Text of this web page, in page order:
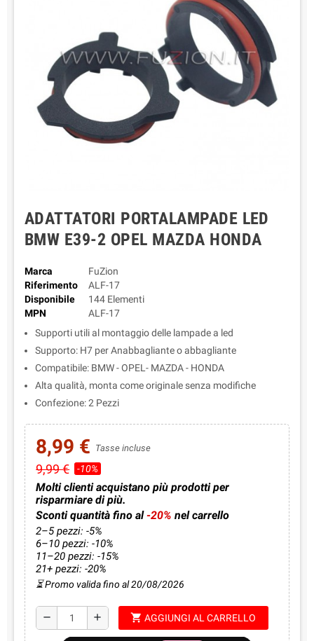
ADATTATORI PORTALAMPADE LED
BMW E39-2 OPEL MAZDA HONDA
Marca
FuZion
Riferimento
ALF-17
Disponibile
144 Elementi
MPN
ALF-17
Supporti utili al montaggio delle lampade a led
Supporto: H7 per Anabbagliante o abbagliante
Compatibile: BMW - OPEL- MAZDA - HONDA
Alta qualità, monta come originale senza modifiche
Confezione: 2 Pezzi
8,99 € Tasse incluse
9,99 € -10%
Molti clienti acquistano più prodotti per
risparmiare di più.
Sconti quantità fino al-20% nel carrello
2–5 pezzi: -5%
6–10 pezzi: -10%
11–20 pezzi: -15%
21+ pezzi: -20%
⏳ Promo valida fino al 20/08/2026
remove add shopping_cart AGGIUNGI AL CARRELLO